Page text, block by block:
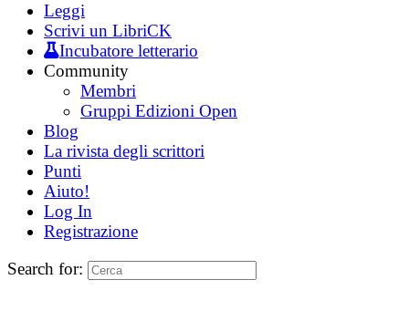
Leggi
Scrivi un LibriCK
Incubatore letterario
Community
Membri
Gruppi Edizioni Open
Blog
La rivista degli scrittori
Punti
Aiuto!
Log In
Registrazione
Search for: